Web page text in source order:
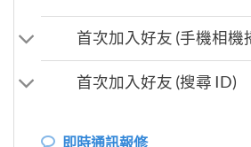
首次加入好友 (手機相機
首次加入好友 (搜尋 ID)
即時通訊報修